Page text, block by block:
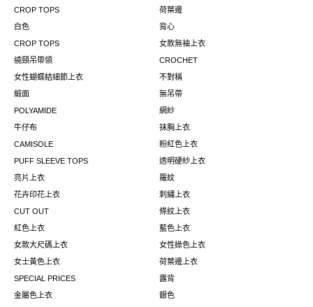
CROP TOPS
荷葉邊
白色
背心
CROP TOPS
女款無袖上衣
繞頸吊帶領
CROCHET
女性蝴蝶結細節上衣
不對稱
緞面
無吊帶
POLYAMIDE
網紗
牛仔布
抹胸上衣
CAMISOLE
粉紅色上衣
PUFF SLEEVE TOPS
透明硬紗上衣
亮片上衣
羅紋
花卉印花上衣
刺繡上衣
CUT OUT
條紋上衣
紅色上衣
藍色上衣
女款大尺碼上衣
女性綠色上衣
女士黃色上衣
荷葉邊上衣
SPECIAL PRICES
露背
金屬色上衣
銀色